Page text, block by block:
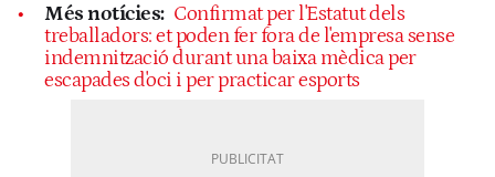
Més notícies: Confirmat per l'Estatut dels
treballadors: et poden fer fora de l'empresa sense
indemnització durant una baixa mèdica per
escapades d'oci i per practicar esports